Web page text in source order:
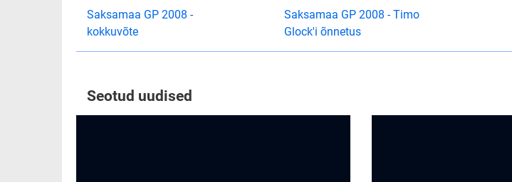
Saksamaa GP 2008 -
kokkuvõte
Saksamaa GP 2008 - Timo
Glock'i õnnetus
Seotud uudised